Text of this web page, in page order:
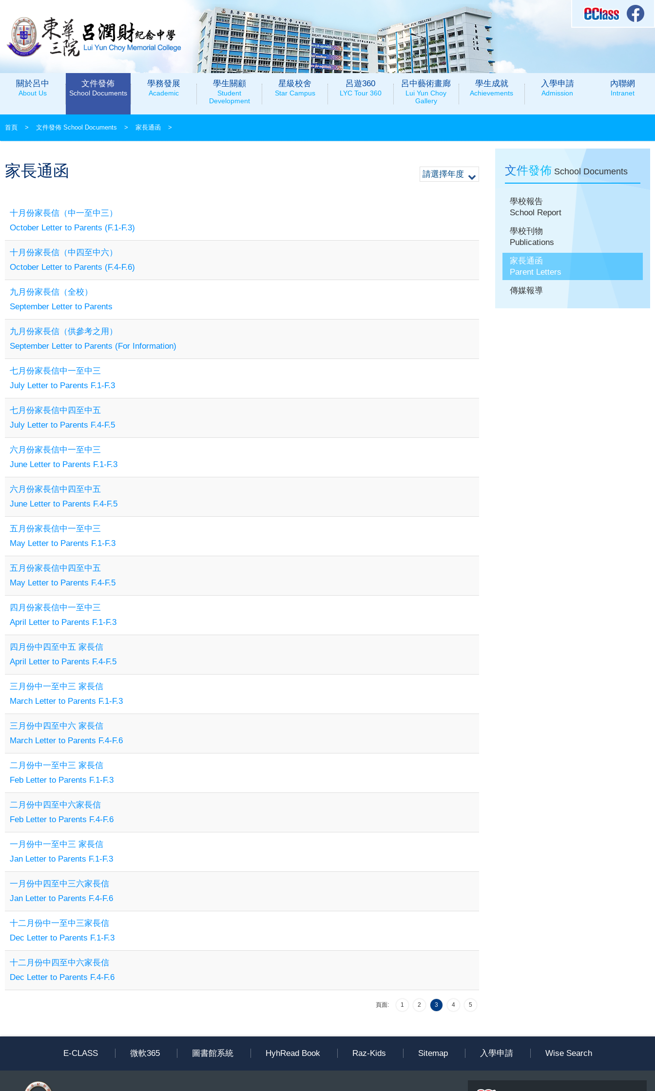
關於呂中
About Us
文件發佈
School Documents
學務發展
Academic
學生關顧
Student
Development
星級校舍
Star Campus
呂遊360
LYC Tour 360
呂中藝術畫廊
Lui Yun Choy
Gallery
學生成就
Achievements
入學申請
Admission
內聯網
Intranet
首頁 > 文件發佈 School Documents > 家長通函 >
家長通函 請選擇年度
十月份家長信（中一至中三）
October Letter to Parents (F.1-F.3)
十月份家長信（中四至中六）
October Letter to Parents (F.4-F.6)
九月份家長信（全校）
September Letter to Parents
九月份家長信（供參考之用）
September Letter to Parents (For Information)
七月份家長信中一至中三
July Letter to Parents F.1-F.3
七月份家長信中四至中五
July Letter to Parents F.4-F.5
六月份家長信中一至中三
June Letter to Parents F.1-F.3
六月份家長信中四至中五
June Letter to Parents F.4-F.5
五月份家長信中一至中三
May Letter to Parents F.1-F.3
五月份家長信中四至中五
May Letter to Parents F.4-F.5
四月份家長信中一至中三
April Letter to Parents F.1-F.3
四月份中四至中五 家長信
April Letter to Parents F.4-F.5
三月份中一至中三 家長信
March Letter to Parents F.1-F.3
三月份中四至中六 家長信
March Letter to Parents F.4-F.6
二月份中一至中三 家長信
Feb Letter to Parents F.1-F.3
二月份中四至中六家長信
Feb Letter to Parents F.4-F.6
一月份中一至中三 家長信
Jan Letter to Parents F.1-F.3
一月份中四至中三六家長信
Jan Letter to Parents F.4-F.6
十二月份中一至中三家長信
Dec Letter to Parents F.1-F.3
十二月份中四至中六家長信
Dec Letter to Parents F.4-F.6
頁面: 1 2 3 4 5
文件發佈 School Documents
學校報告
School Report
學校刊物
Publications
家長通函
Parent Letters
傳媒報導
E-CLASS 微軟365 圖書館系統 HyhRead Book Raz-Kids Sitemap 入學申請 Wise Search